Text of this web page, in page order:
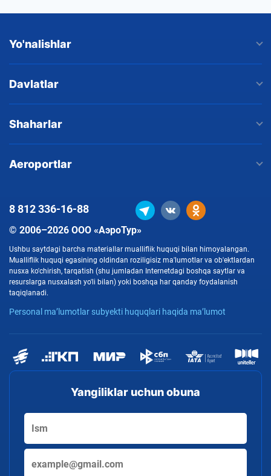
Yo'nalishlar
Davlatlar
Shaharlar
Aeroportlar
Yangiliklar uchun obuna
© 2006–2026 ООО «АэроТур»
Ushbu saytdagi barcha materiallar mualliflik huquqi bilan himoyalangan.
Mualliflik huquqi egasining oldindan roziligisiz ma'lumotlar va ob'ektlardan
nusxa ko'chirish, tarqatish (shu jumladan Internetdagi boshqa saytlar va
resurslarga nusxalash yo'li bilan) yoki boshqa har qanday foydalanish
taqiqlanadi.
Personal ma’lumotlar subyekti huquqlari haqida ma’lumot
8 812336-16-88